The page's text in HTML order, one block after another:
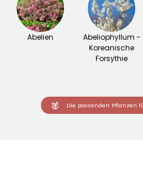
Abelien
Abeliophyllum -
Koreanische
Forsythie
Die passenden Pflanzen